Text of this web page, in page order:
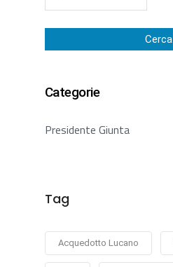
Cerca
Categorie
Presidente Giunta
Tag
Acquedotto Lucano